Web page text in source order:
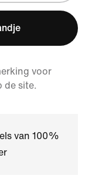
voor
de site.
van 100%